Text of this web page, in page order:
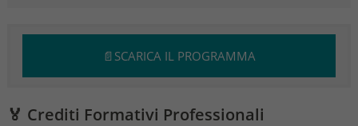
📄SCARICA IL PROGRAMMA
🏅 Crediti Formativi Professionali